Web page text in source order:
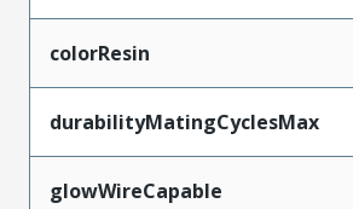
colorResin
durabilityMatingCyclesMax
glowWireCapable